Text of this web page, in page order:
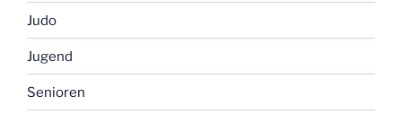
Judo
Jugend
Senioren